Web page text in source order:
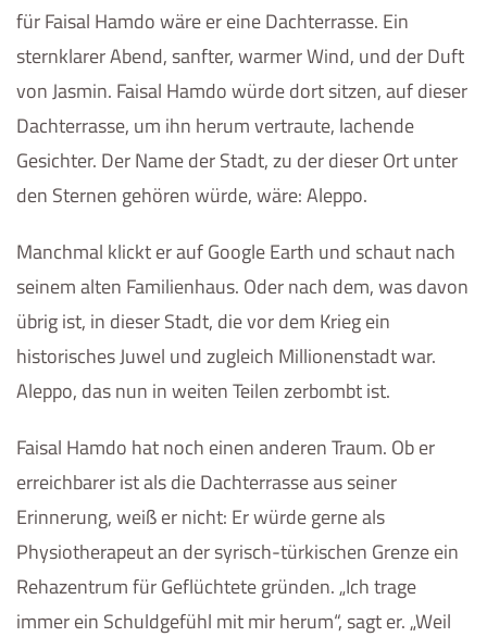
für Faisal Hamdo wäre er eine Dachterrasse. Ein
sternklarer Abend, sanfter, warmer Wind, und der Duft
von Jasmin. Faisal Hamdo würde dort sitzen, auf dieser
Dachterrasse, um ihn herum vertraute, lachende
Gesichter. Der Name der Stadt, zu der dieser Ort unter
den Sternen gehören würde, wäre: Aleppo.
Manchmal klickt er auf Google Earth und schaut nach
seinem alten Familienhaus. Oder nach dem, was davon
übrig ist, in dieser Stadt, die vor dem Krieg ein
historisches Juwel und zugleich Millionenstadt war.
Aleppo, das nun in weiten Teilen zerbombt ist.
Faisal Hamdo hat noch einen anderen Traum. Ob er
erreichbarer ist als die Dachterrasse aus seiner
Erinnerung, weiß er nicht: Er würde gerne als
Physiotherapeut an der syrisch-türkischen Grenze ein
Rehazentrum für Geflüchtete gründen. „Ich trage
immer ein Schuldgefühl mit mir herum“, sagt er. „Weil